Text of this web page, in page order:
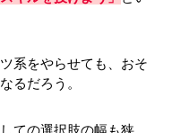
系をやらせても、おそ
るだろう。